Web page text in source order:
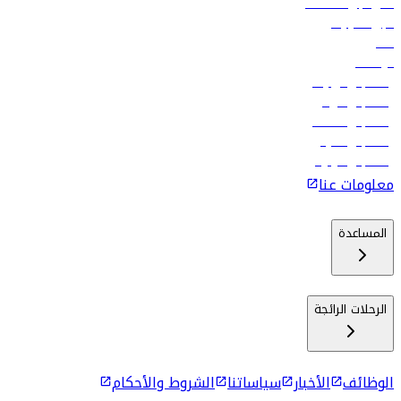
تأجير السيارات
فنادق
الوظائف
رحلات إلى تبيليسي
رحلات إلى الرياض
رحلات إلى مسقط
رحلات إلى ماليه
رحلات إلى كولومبو
معلومات عنا
المساعدة
الرحلات الرائجة
الوظائف الأخبار سياساتنا الشروط والأحكام